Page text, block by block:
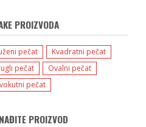
PROIZVODA
pečat
Kvadratni pečat
pečat
Ovalni pečat
pečat
PROIZVOD